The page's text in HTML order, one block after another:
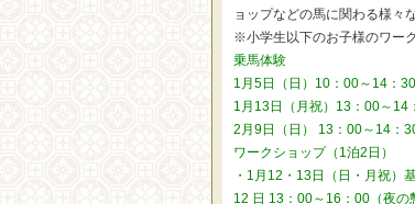
ョップなどの馬に関わる様々
※小学生以下のお子様のワー
乗馬体験
1月5日（日）10：00～14：30
1月13日（月祝）13：00～14
2月9日（日） 13：00～14：
ワークショップ（1泊2日）
・1月12・13日（日・月祝）
12 日 13：00～16：00（夜の